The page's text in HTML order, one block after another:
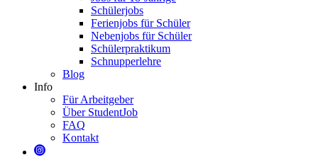
Schülerjobs
Ferienjobs für Schüler
Nebenjobs für Schüler
Schülerpraktikum
Schnupperlehre
Blog
Info
Für Arbeitgeber
Über StudentJob
FAQ
Kontakt